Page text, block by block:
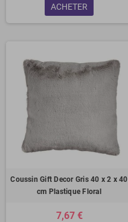
ACHETER
Coussin Gift Decor Gris 40 x 2 x 40
cm Plastique Floral
7,67 €